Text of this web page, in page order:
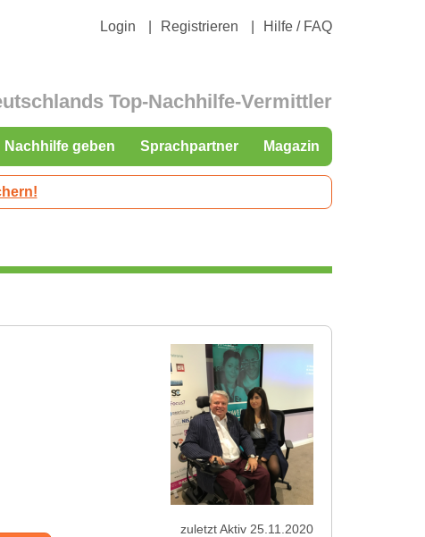
Login Registrieren Hilfe / FAQ
Top-Nachhilfe-Vermittler
Nachhilfe geben Sprachpartner Magazin
zuletzt Aktiv 25.11.2020